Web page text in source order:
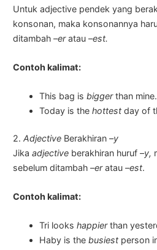
Untuk adjective pendek yang
konsonan, maka konsonannya
ditambah–eratau–est.
Contoh kalimat:
This bag isbiggerthan mine.
Today is thehottest day of
2. Adjective Berakhiran–y
Jikaadjective berakhiran huruf–y,
sebelum ditambah–eratau–est.
Contoh kalimat:
Tri lookshappierthan
Haby is the busiest person